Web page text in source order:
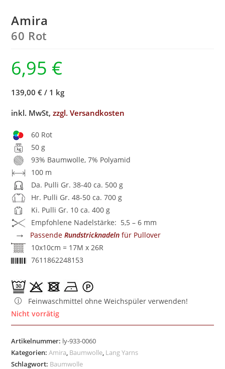
Amira
60 Rot
6,95 €
139,00 € / 1 kg
inkl. MwSt,zzgl. Versandkosten
60 Rot
50 g
93% Baumwolle, 7% Polyamid
100 m
Da. Pulli Gr. 38-40 ca. 500 g
Hr. Pulli Gr. 48-50 ca. 700 g
Ki. Pulli Gr. 10 ca. 400 g
Empfohlene Nadelstärke: 5,5 – 6 mm
→ PassendeRundstricknadeln für Pullover
10x10cm = 17M x 26R
7611862248153
Feinwaschmittel ohne Weichspüler verwenden!
Nicht vorrätig
Artikelnummer: ly-933-0060
Kategorien:Amira Baumwolle Lang Yarns
Schlagwort: Baumwolle